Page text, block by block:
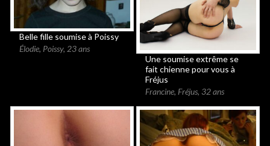
Belle fille soumise à Poissy
Élodie, Poissy,23 ans
Une soumise extrême se
fait chienne pour vous à
Fréjus
Francine, Fréjus, 32 ans